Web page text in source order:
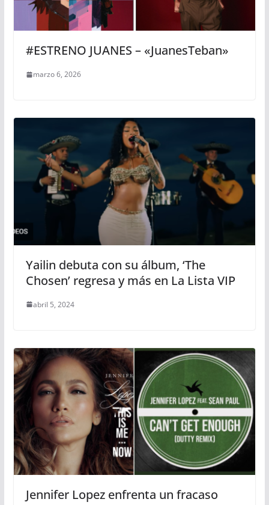
#ESTRENO JUANES – «JuanesTeban»
marzo 6, 2026
Yailin debuta con su álbum, ‘The
Chosen’ regresa y más en La Lista VIP
abril 5, 2024
Jennifer Lopez enfrenta un fracaso